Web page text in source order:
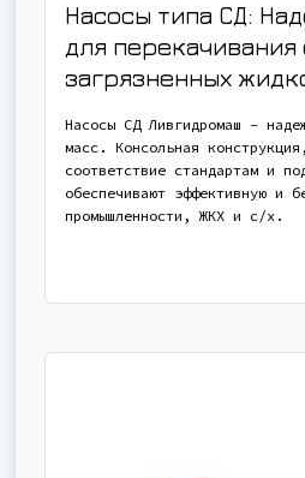
Насосы типа СД:
для перекачивания
загрязненных
Насосы СД Ливгидромаш –
масс. Консольная
соответствие стандартам и
обеспечивают эффективную и
промышленности, ЖКХ и с/х.